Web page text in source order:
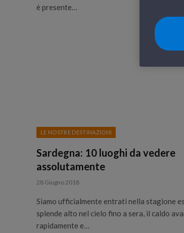
è presente…
LE NOSTRE DESTINAZIONI
Sardegna: 10 luoghi da vedere
assolutamente
28 Giugno 2018
Siamo ufficialmente entrati nella stagione
splende alto nel cielo fino a sera, il caldo
rapidamente e…